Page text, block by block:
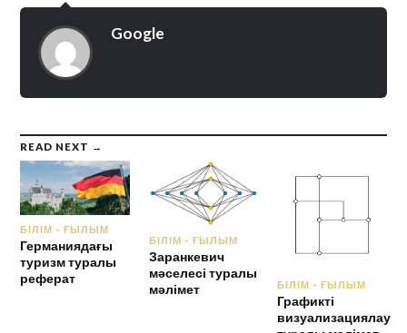
Google
READ NEXT →
БІЛІМ - ҒЫЛЫМ
Германиядағы
туризм туралы
реферат
БІЛІМ - ҒЫЛЫМ
Заранкевич
мәселесі туралы
мәлімет
БІЛІМ - ҒЫЛЫМ
Графикті
визуализациялау